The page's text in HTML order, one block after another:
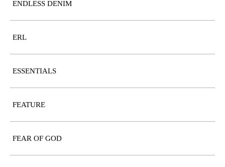
ENDLESS DENIM
ERL
ESSENTIALS
FEATURE
FEAR OF GOD